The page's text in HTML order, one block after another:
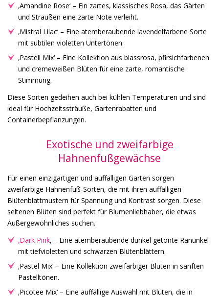
‚Amandine Rose‘ – Ein zartes, klassisches Rosa, das Gärten
und Sträußen eine zarte Note verleiht.
‚Mistral Lilac‘ – Eine atemberaubende lavendelfarbene Sorte
mit subtilen violetten Untertönen.
‚Pastell Mix‘ – Eine Kollektion aus blassrosa, pfirsichfarbenen
und cremeweißen Blüten für eine zarte, romantische
Stimmung.
Diese Sorten gedeihen auch bei kühlen Temperaturen und sind
ideal für Hochzeitssträuße, Gartenrabatten und
Containerbepflanzungen.
Exotische und zweifarbige
Hahnenfußgewächse
Für einen einzigartigen und auffälligen Garten sorgen
zweifarbige Hahnenfuß-Sorten, die mit ihren auffälligen
Blütenblattmustern für Spannung und Kontrast sorgen. Diese
seltenen Blüten sind perfekt für Blumenliebhaber, die etwas
Außergewöhnliches suchen.
‚Dark Pink‚ – Eine atemberaubende dunkel getönte Ranunkel
mit tiefvioletten und schwarzen Blütenblättern.
‚Pastel Mix‘ – Eine Kollektion zweifarbiger Blüten in sanften
Pastelltönen.
‚Picotee Mix‘ – Eine auffällige Auswahl mit Blüten, die in